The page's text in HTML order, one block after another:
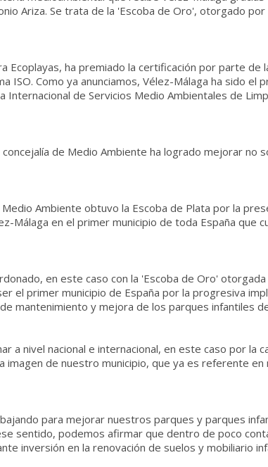
Ariza. Se trata de la 'Escoba de Oro', otorgado por
Ecoplayas, ha premiado la certificación por parte de
Como ya anunciamos, Vélez-Málaga ha sido el
de Servicios Medio Ambientales de
de Medio Ambiente ha logrado mejorar no
Ambiente obtuvo la Escoba de Plata por la
en el primer municipio de toda España que
en este caso con la 'Escoba de Oro'
el primer municipio de España por la progresiva
mantenimiento y mejora de los parques infantiles
a nivel nacional e internacional, en este caso por la
de nuestro municipio, que ya es referente
para mejorar nuestros parques y parques
sentido, podemos afirmar que dentro de poco
inversión en la renovación de suelos y mobiliario